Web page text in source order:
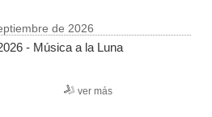
de 2026
- Música a la Luna
ver más